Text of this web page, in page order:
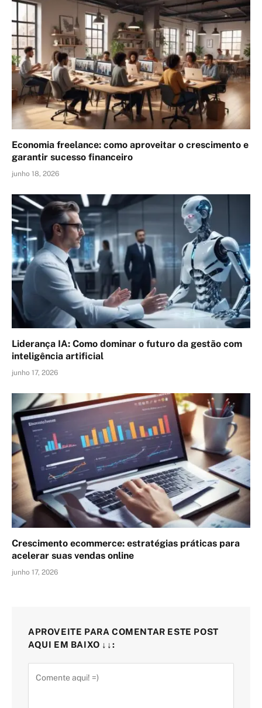
Economia freelance: como aproveitar o crescimento e
garantir sucesso financeiro
junho 18, 2026
Liderança IA: Como dominar o futuro da gestão com
inteligência artificial
junho 17, 2026
Crescimento ecommerce: estratégias práticas para
acelerar suas vendas online
junho 17, 2026
APROVEITE PARA COMENTAR ESTE POST
AQUI EM BAIXO ↓↓: